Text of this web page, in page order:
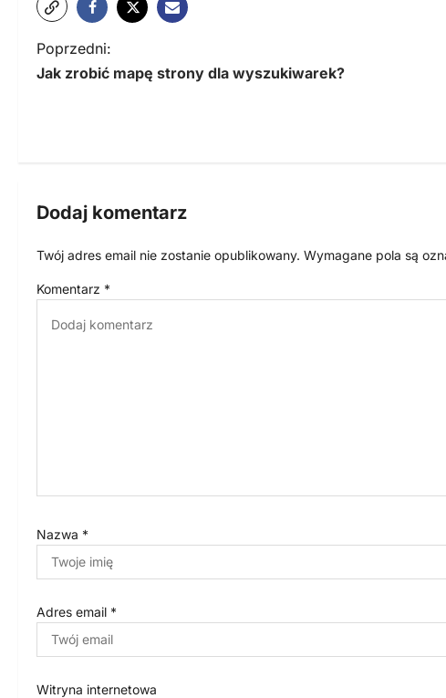
N
a
a
c
j
Poprzedni:
Jak zrobić mapę strony dla wyszukiwarek?
Dodaj komentarz
Twój adres email nie zostanie opublikowany. Wymagane pola są
Komentarz *
Nazwa *
Adres email *
Witryna internetowa